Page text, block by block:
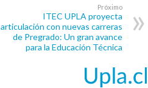
Próximo
ITEC UPLA proyecta
articulación con nuevas carreras
de Pregrado: Un gran avance
para la Educación Técnica